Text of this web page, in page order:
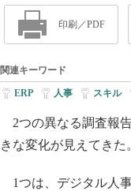
印刷／PDF
関連キーワード
ERP 人事 スキル|
2つの異なる調査報
きな変化が見えてきた
1つは、デジタル人